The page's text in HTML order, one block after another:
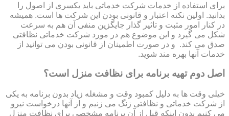
برای استفاده از خدمات شرکت خدماتی باید یکسری از اصول را
بدانید. اولین نکته اعتبار و قانونی بودن این شرکت ها است. همیشه
در کنار امور مثبت و تاثیر گذار جایگزین منفی آن هم به سرعت
شکل می گیرد و این موضوع هم در مورد شرکت خدماتی نظافتی
صدق می کند. و در صورت اطمینان از قانونی بودن می توانید از
خدمات آنها بهره مند شوید.
اصل دوم تهیه برنامه برای نظافت منزل است؟
خیلی وقت ها به دلیل کمبود وقت و مشغله زیاد بدون برنامه به یکی
از شرکت خدماتی و نظافتی زنگ می زنیم و از آنها درخواست نیرو
می کنیم بدون اینکه قبل از آن برنامه مشخصی برای نظافت منزل